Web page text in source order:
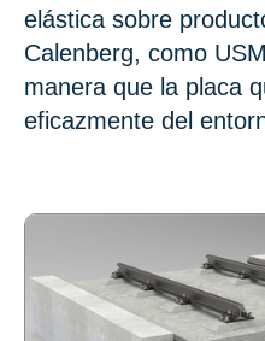
elástica sobre
Calenberg, como
manera que la placa
eficazmente del